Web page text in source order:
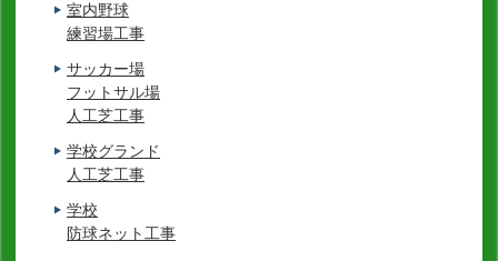
室内野球
練習場工事
サッカー場
フットサル場
人工芝工事
学校グランド
人工芝工事
学校
防球ネット工事